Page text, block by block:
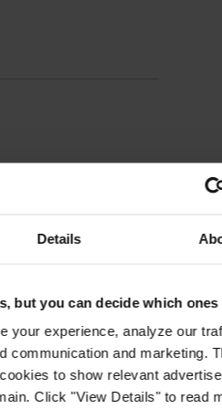
Details
but you can decide which ones
your experience, analyze our
communication and marketing.
to show relevant
Click "View Details" to read
αξεσουάρ